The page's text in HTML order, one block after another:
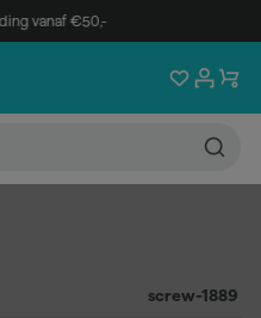
vanaf €50,-
screw-1889